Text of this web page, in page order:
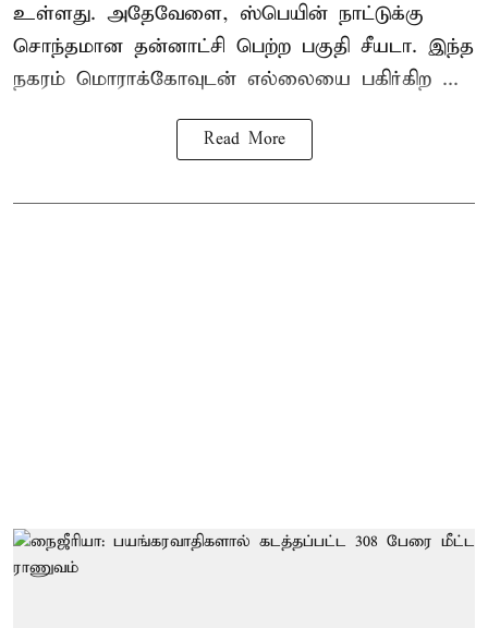
உள்ளது. அதேவேளை, ஸ்பெயின் நாட்டுக்கு
சொந்தமான தன்னாட்சி பெற்ற பகுதி சீயடா. இந்த
நகரம் மொராக்கோவுடன் எல்லையை பகிர்கிற ...
Read More